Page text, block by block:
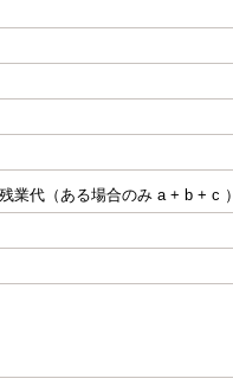
業代（ある場合のみ a + b + c ）